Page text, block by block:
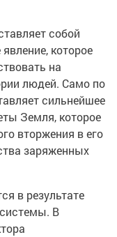
собой
которое
на
людей. Само по
сильнейшее
Земля, которое
вторжения в его
заряженных
в результате
В